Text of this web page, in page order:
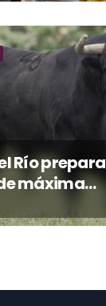
Río prepara
máxima
Ciudad Real